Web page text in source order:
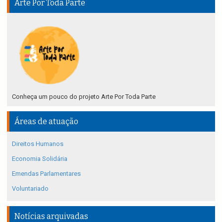
Arte Por Toda Parte
Conheça um pouco do projeto Arte Por Toda Parte
Áreas de atuação
Direitos Humanos
Economia Solidária
Emendas Parlamentares
Voluntariado
Notícias arquivadas